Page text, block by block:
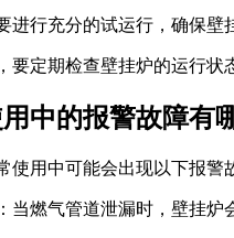
进行充分的试运行，确保壁
要定期检查壁挂炉的运行状
中的报警故障有
使用中可能会出现以下报警
当燃气管道泄漏时，壁挂炉